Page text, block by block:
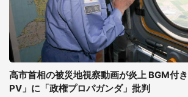
高市首相の被災地視察動画が炎上 BGM付
PV」に「政権プロパガンダ」批判